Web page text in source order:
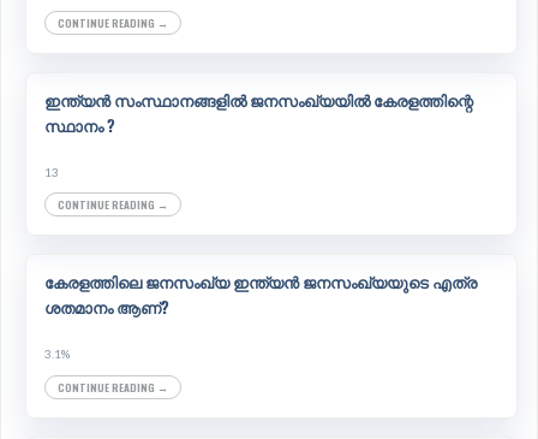
CONTINUE READING →
ഇന്ത്യൻ സംസ്ഥാനങ്ങളിൽ ജനസംഖ്യയിൽ കേരളത്തിന്റെ
സ്ഥാനം ?
13
CONTINUE READING →
കേരളത്തിലെ ജനസംഖ്യ ഇന്ത്യൻ ജനസംഖ്യയുടെ എത്ര
ശതമാനം ആണ്?
3.1%
CONTINUE READING →